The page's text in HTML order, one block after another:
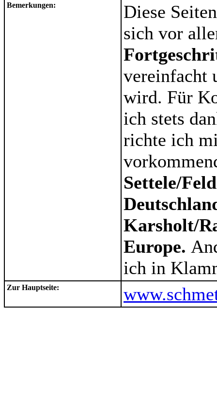
Bemerkungen:
Diese
sich vor
vereinfacht
wird. Für
ich stets
richte ich
Settele/
Karsholt/
Europe.
ich in
Zur Hauptseite: